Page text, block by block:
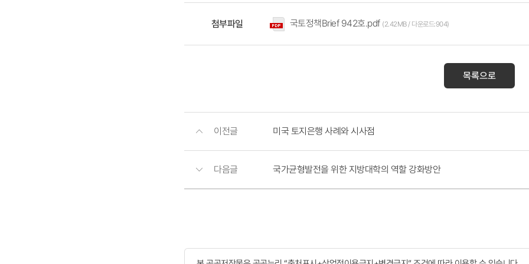
첨부파일 국토정책Brief 942호.pdf (2.42MB / 다운로드:904)
목록으로
이전글 미국 토지은행 사례와 시사점
다음글 국가균형발전을 위한 지방대학의 역할 강화방안